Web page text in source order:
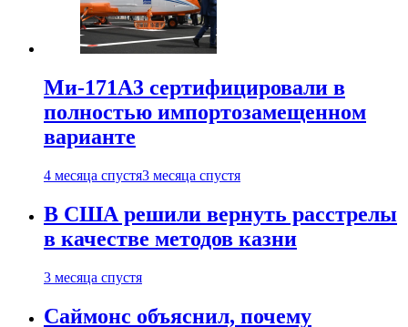
Ми-171А3 сертифицировали в
полностью импортозамещенном
варианте
4 месяца спустя3 месяца спустя
В США решили вернуть расстрелы
в качестве методов казни
3 месяца спустя
Саймонс объяснил, почему